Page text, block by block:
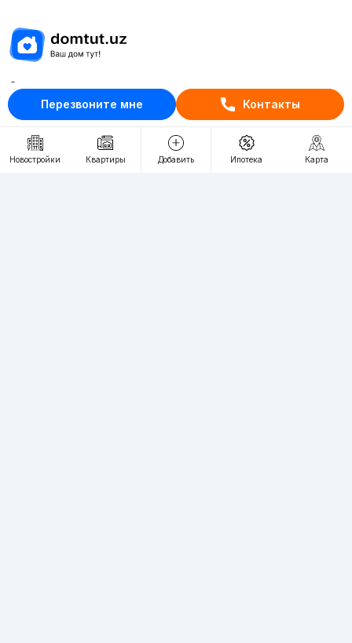
Перезвоните мне Контакты
Новостройки Квартиры Добавить Ипотека Карта
Отдел рекламы
+998 (78) 113-20-86
Пн-Пт. С 9:30 до 18:00